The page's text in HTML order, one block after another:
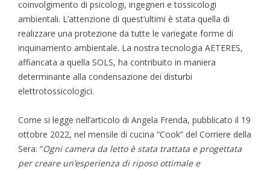
coinvolgimento di psicologi, ingegneri e tossicologi
ambientali. L’attenzione di quest’ultimi è stata quella di
realizzare una protezione da tutte le variegate forme di
inquinamento ambientale. La nostra tecnologia AETERES,
affiancata a quella SOLS, ha contribuito in maniera
determinante alla condensazione dei disturbi
elettrotossicologici.
Come si legge nell’articolo di Angela Frenda, pubblicato il 19
ottobre 2022, nel mensile di cucina “Cook” del Corriere della
Sera: “Ogni camera da letto è stata trattata e progettata
per creare un’esperienza di riposo ottimale e